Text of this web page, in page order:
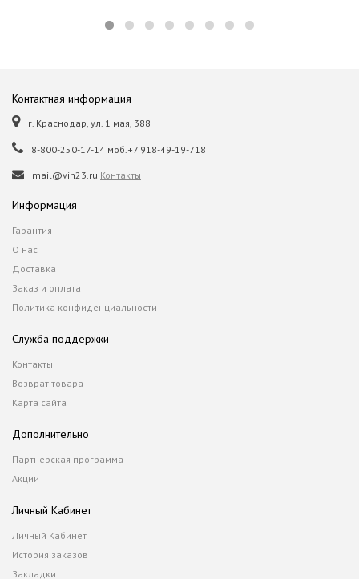
Контактная информация
г. Краснодар, ул. 1 мая, 388
8-800-250-17-14 моб.+7 918-49-19-718
mail@vin23.ru Контакты
Информация
Гарантия
О нас
Доставка
Заказ и оплата
Политика конфиденциальности
Служба поддержки
Контакты
Возврат товара
Карта сайта
Дополнительно
Партнерская программа
Акции
Личный Кабинет
Личный Кабинет
История заказов
Закладки